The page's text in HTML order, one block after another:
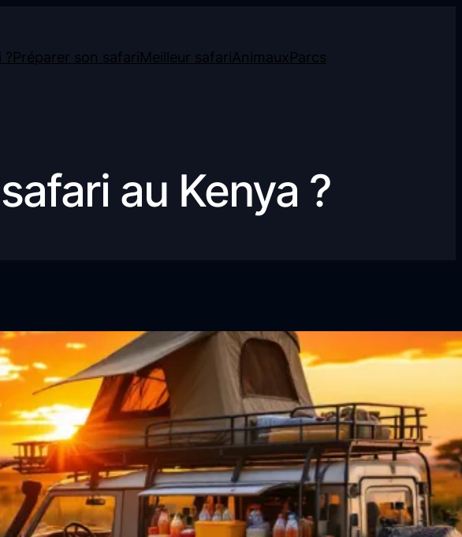
?Préparer son safariMeilleur safariAnimauxParcs
au Kenya ?